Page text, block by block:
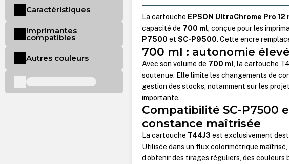
La cartouche EPSON UltraChrome Pro
capacité de 700 ml, conçue pour les
P7500 etSC-P9500. Cette encre
700 ml : autonomie
Avec son volume de 700 ml, la cartouche
soutenue. Elle limite les changements de
gestion des stocks, notamment sur les
importante.
Compatibilité SC-P7500
constance maîtrisée
La cartouche T44J3 est exclusivement
Utilisée dans un flux colorimétrique
d’obtenir des tirages réguliers, des
Caractéristiques
Imprimantes
compatibles
Autres couleurs